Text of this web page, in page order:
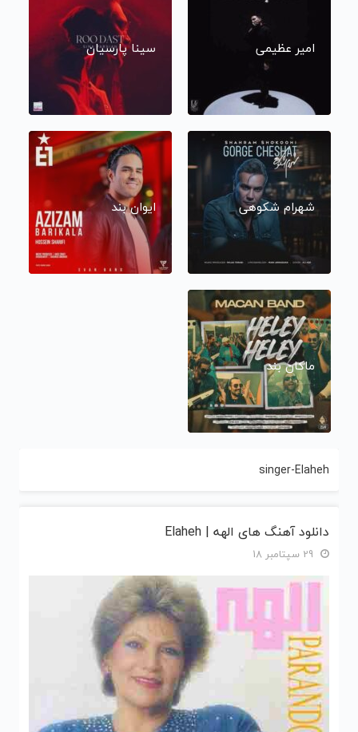
امیر عظیمی سینا پارسیان
شهرام شکوهی ایوان بند
ماکان بند
singer-Elaheh
دانلود آهنگ های الهه | Elaheh